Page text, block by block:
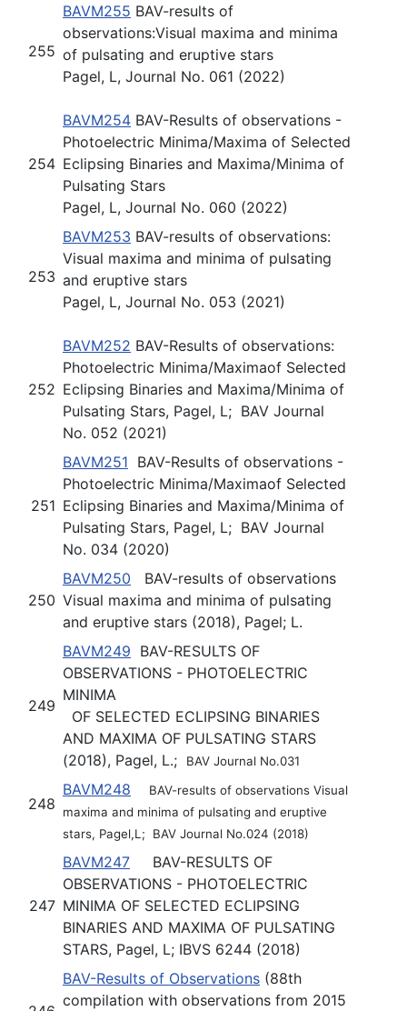
255
BAVM255 BAV-results of
observations:Visual maxima and minima
of pulsating and eruptive stars
Pagel, L, Journal No. 061 (2022)
254
BAVM254 BAV-Results of observations -
Photoelectric Minima/Maxima of Selected
Eclipsing Binaries and Maxima/Minima of
Pulsating Stars
Pagel, L, Journal No. 060 (2022)
253
BAVM253 BAV-results of observations:
Visual maxima and minima of pulsating
and eruptive stars
Pagel, L, Journal No. 053 (2021)
252
BAVM252 BAV-Results of observations:
Photoelectric Minima/Maximaof Selected
Eclipsing Binaries and Maxima/Minima of
Pulsating Stars, Pagel, L; BAV Journal
No. 052 (2021)
251
BAVM251 BAV-Results of observations -
Photoelectric Minima/Maximaof Selected
Eclipsing Binaries and Maxima/Minima of
Pulsating Stars, Pagel, L; BAV Journal
No. 034 (2020)
250
BAVM250 BAV-results of observations
Visual maxima and minima of pulsating
and eruptive stars (2018), Pagel; L.
249
BAVM249 BAV-RESULTS OF
OBSERVATIONS - PHOTOELECTRIC
MINIMA
OF SELECTED ECLIPSING BINARIES
AND MAXIMA OF PULSATING STARS
(2018), Pagel, L.;
BAV Journal No.031
248
BAVM248
BAV-results of observations Visual
maxima and minima of pulsating and eruptive
stars, Pagel,L; BAV Journal No.024 (2018)
247
BAVM247 BAV-RESULTS OF
OBSERVATIONS - PHOTOELECTRIC
MINIMA OF SELECTED ECLIPSING
BINARIES AND MAXIMA OF PULSATING
STARS, Pagel, L; IBVS 6244 (2018)
BAV-Results of Observations (88th
compilation with observations from 2015